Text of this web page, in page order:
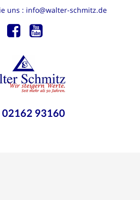
uns : info@walter-schmitz.de
02162 93160